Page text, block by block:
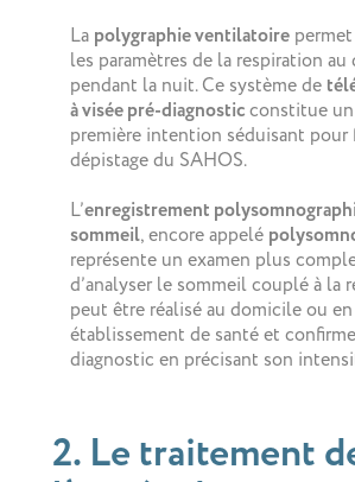
La polygraphie ventilatoire
les paramètres de la respiration
pendant la nuit. Ce système de
à visée pré-diagnosticconstitue
première intention séduisant
dépistage du SAHOS.
L’enregistrement
sommeil, encore appelé
représente un examen plus
d’analyser le sommeil couplé à la
peut être réalisé au domicile ou en
établissement de santé et
diagnostic en précisant son
2. Le traitement